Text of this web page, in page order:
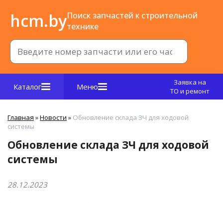
hcm.byПоиск запчастей к строительной
технике
Каталог Меню
Заявка на
ТО и ремонт
Главная »Новости » Обновление склада ЗЧ для ходовой
системы
Обновление склада ЗЧ для ходовой
системы
28.12.2023